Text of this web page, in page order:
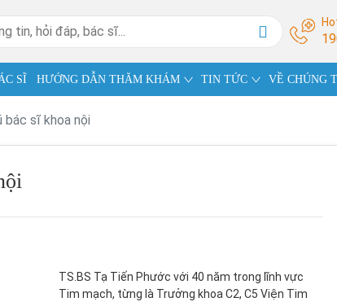
SĨ HƯỚNG DẪN THĂM KHÁM TIN TỨC VỀ CHÚNG
bác sĩ khoa nội
TS.BS Tạ Tiến Phước với 40 năm trong lĩnh vực
Tim mạch, từng là Trưởng khoa C2, C5 Viện Tim